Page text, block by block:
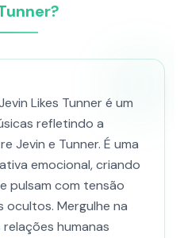
Likes Tunner é um
refletindo a
Jevin e Tunner. É uma
emocional, criando
pulsam com tensão
ocultos. Mergulhe na
humanas